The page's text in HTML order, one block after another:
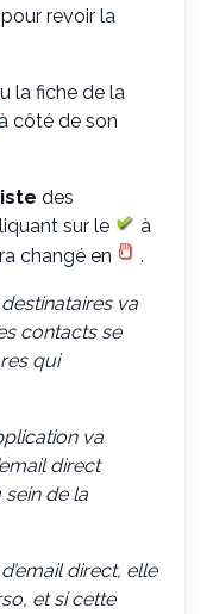
revoir la
la fiche de la
côté de son
des
sur le
à
changé en
.
va
contacts se
qui
va
direct
sein de la
direct, elle
et si cette